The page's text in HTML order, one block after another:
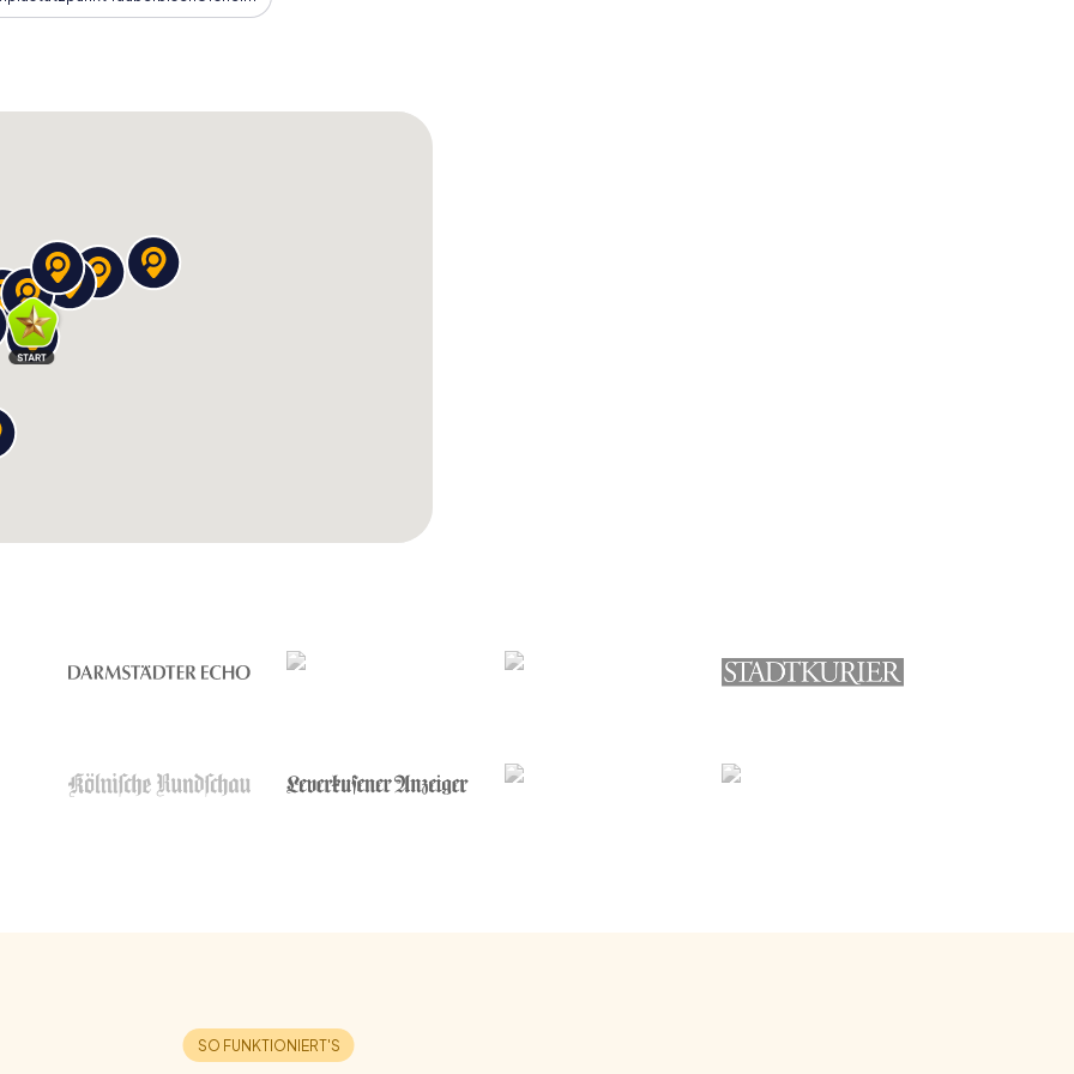
dir eine perfekt organisierte und technisch
könnt ihr euer Team auch problemlos in
finde heraus, was diese Stadt alles zu bieten